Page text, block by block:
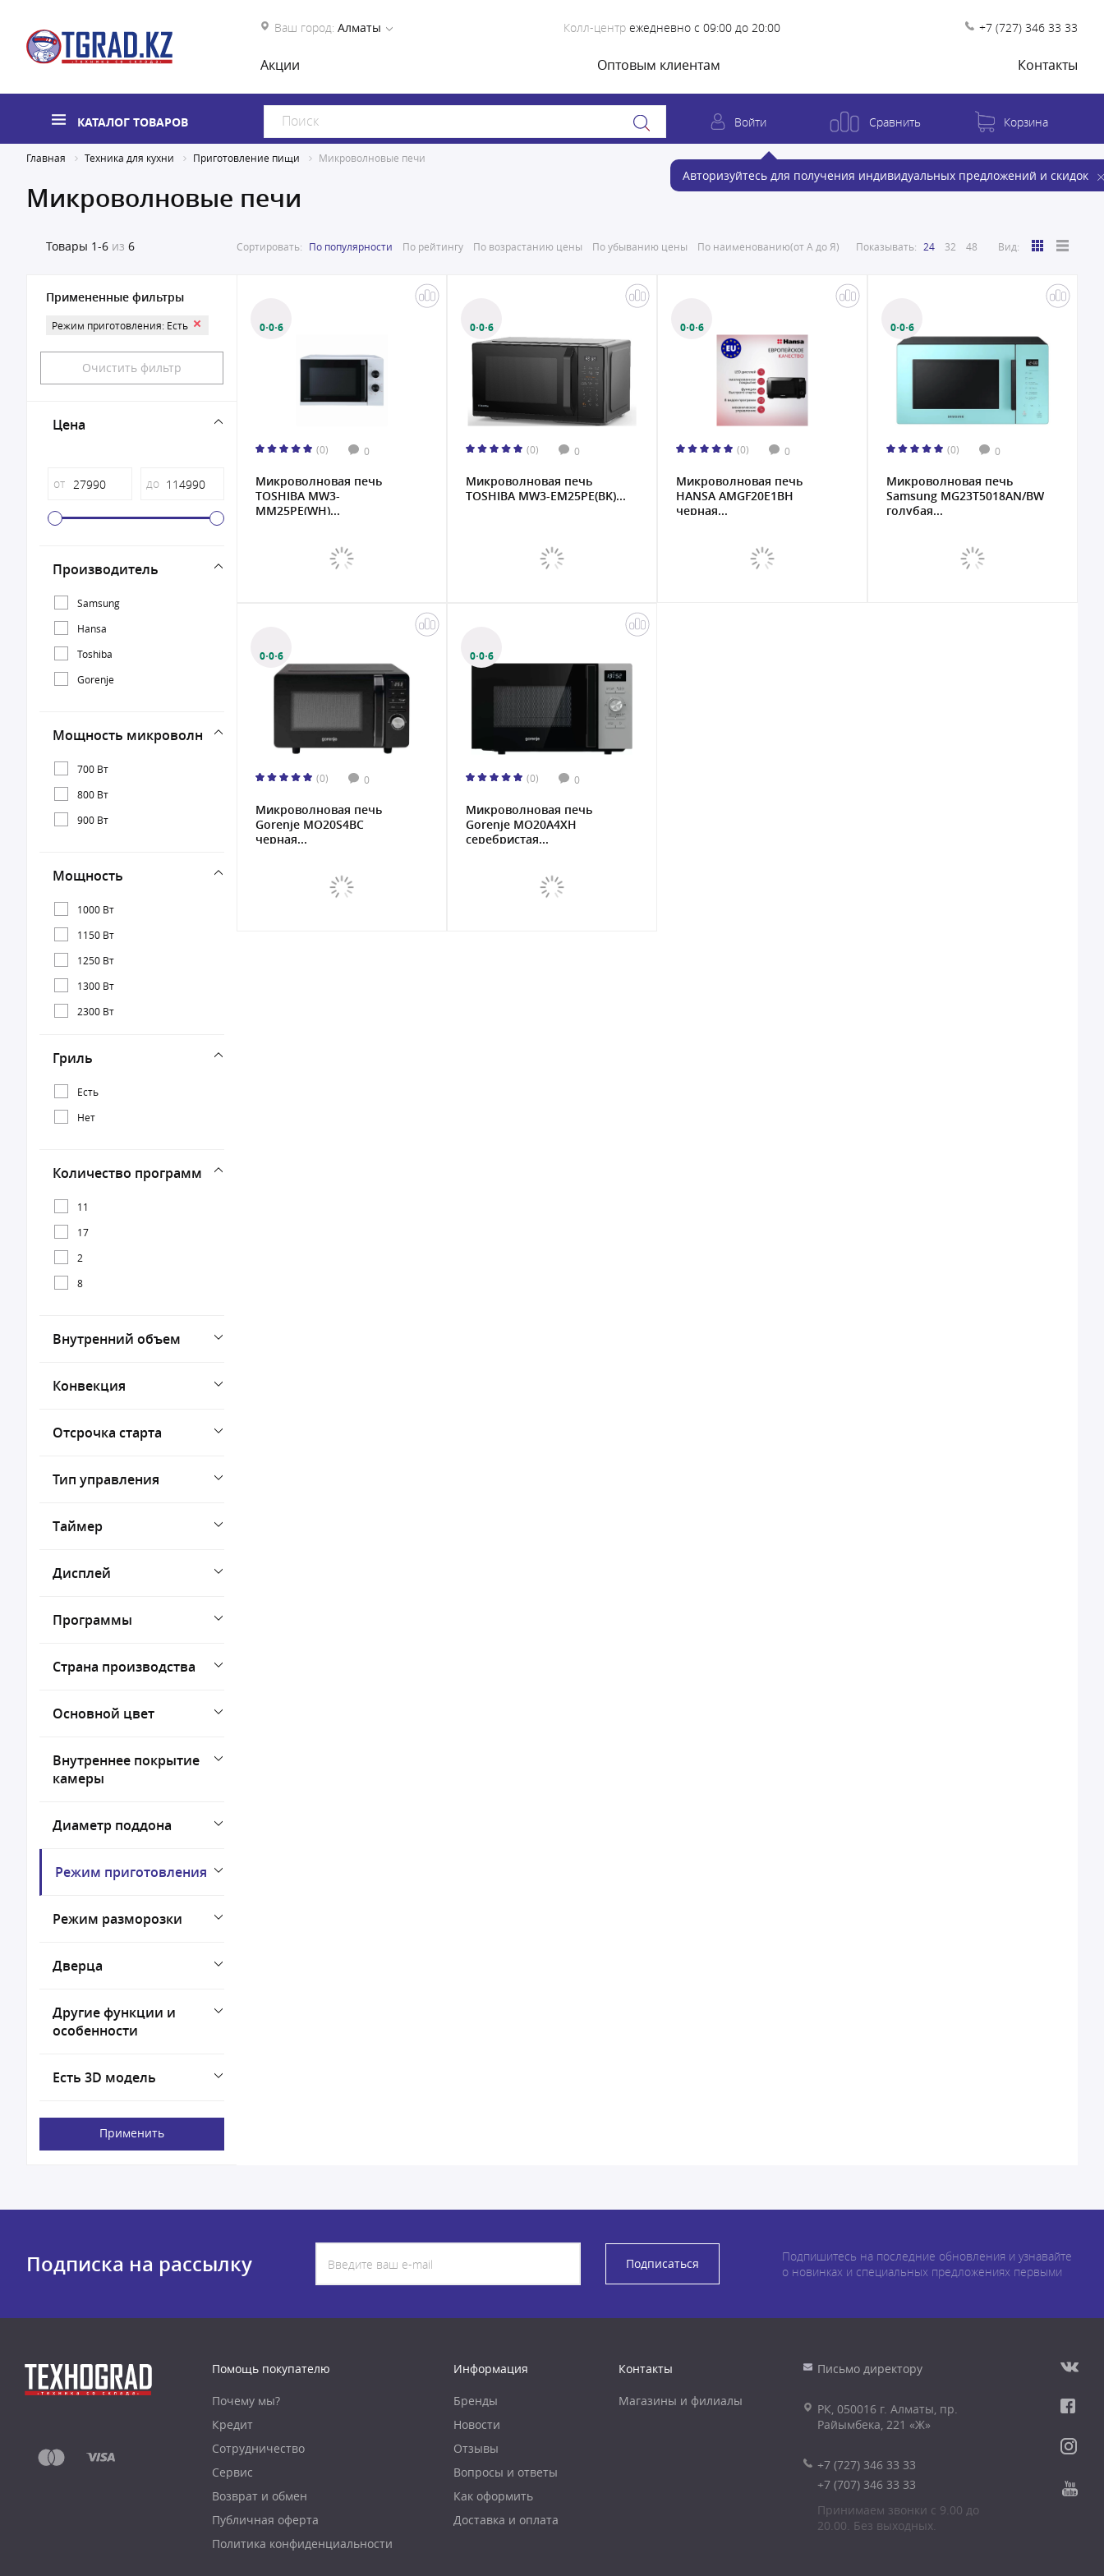
Ваш город: Алматы Колл-центр ежедневно с 09:00 до 20:00 +7 (727) 346 33 33
Акции Оптовым клиентам Контакты
КАТАЛОГ ТОВАРОВ Войти
Авторизуйтесь для получения индивидуальных предложений и скидок
Сравнить Корзина
Главная Техника для кухни Приготовление пищи Микроволновые печи
Микроволновые печи
Товары 1-6 из 6 Сортировать: По популярности По рейтингу По возрастанию цены По убыванию цены По наименованию(от А до Я) Показывать: 24 32 48 Вид:
Примененные фильтры
Режим приготовления: Есть
Очистить фильтр
Цена
от до
Производитель
Samsung
Hansa
Toshiba
Gorenje
Мощность микроволн
700 Вт
800 Вт
900 Вт
Мощность
1000 Вт
1150 Вт
1250 Вт
1300 Вт
2300 Вт
Гриль
Есть
Нет
Количество программ
11
17
2
8
Внутренний объем
Конвекция
Отсрочка старта
Тип управления
Таймер
Дисплей
Программы
Страна производства
Основной цвет
Внутреннее покрытие
камеры
Диаметр поддона
Режим приготовления
Режим разморозки
Дверца
Другие функции и
особенности
Есть 3D модель
Применить
0·0·6
(0) 0
Микроволновая печь
TOSHIBA MW3-
MM25PE(WH)...
0·0·6
(0) 0
Микроволновая печь
TOSHIBA MW3-EM25PE(BK)...
0·0·6
(0) 0
Микроволновая печь
HANSA AMGF20E1BH
черная...
0·0·6
(0) 0
Микроволновая печь
Samsung MG23T5018AN/BW
голубая...
0·0·6
(0) 0
Микроволновая печь
Gorenje MO20S4BC
черная...
0·0·6
(0) 0
Микроволновая печь
Gorenje MO20A4XH
серебристая...
Подписка на рассылку Подписаться
Подпишитесь на последние обновления и узнавайте
о новинках и специальных предложениях первыми
Помощь покупателю
Почему мы?
Кредит
Сотрудничество
Сервис
Возврат и обмен
Публичная оферта
Политика конфиденциальности
Информация
Бренды
Новости
Отзывы
Вопросы и ответы
Как оформить
Доставка и оплата
Контакты
Магазины и филиалы
Письмо директору
РК, 050016 г. Алматы, пр.
Райымбека, 221 «Ж»
+7 (727) 346 33 33
+7 (707) 346 33 33
Принимаем звонки с 9.00 до
20.00. Без выходных.